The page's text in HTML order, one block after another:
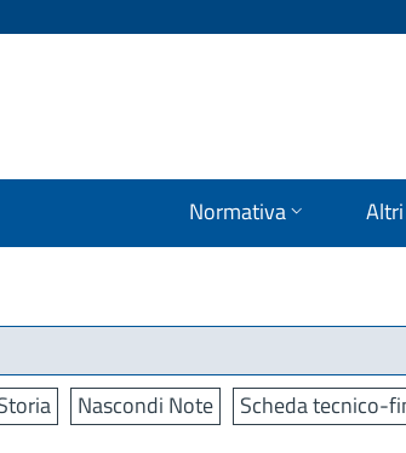
Normativa
Nascondi Note Scheda tecnico-